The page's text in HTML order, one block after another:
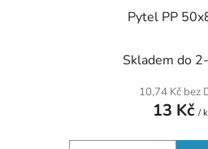
Pytel PP
Skladem do
10,74 Kč bez
13 Kč /